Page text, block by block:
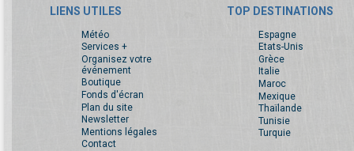
LIENS UTILES
Météo
Services +
Organisez votre
événement
Boutique
Fonds d'écran
Plan du site
Newsletter
Mentions légales
Contact
TOP DESTINATIONS
Espagne
Etats-Unis
Grèce
Italie
Maroc
Mexique
Thaïlande
Tunisie
Turquie